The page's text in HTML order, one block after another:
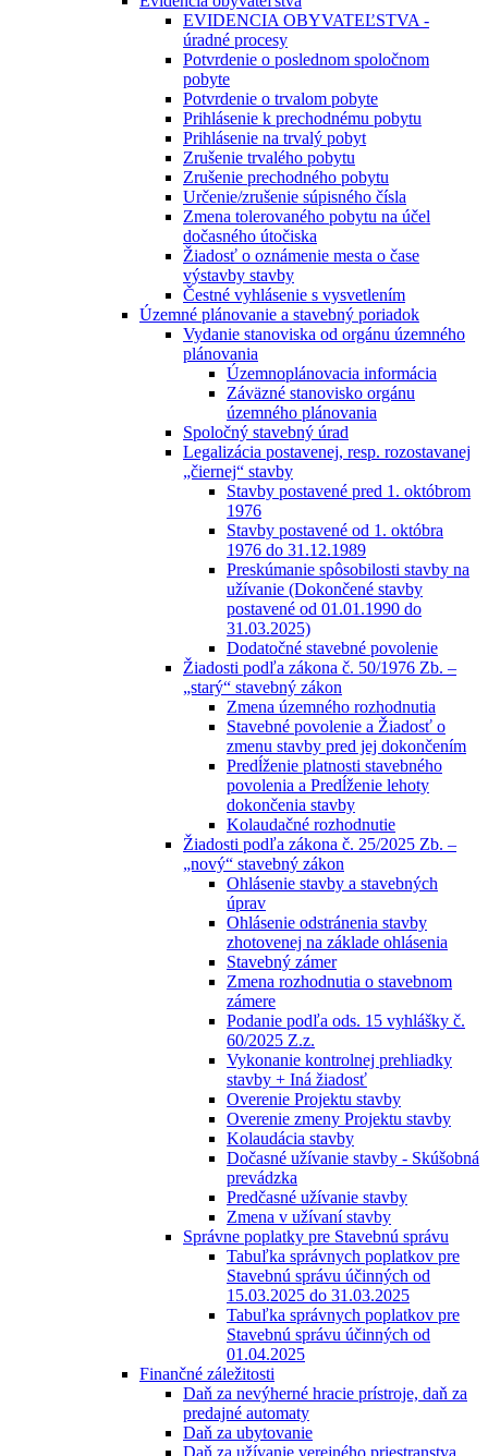
EVIDENCIA OBYVATEĽSTVA -
úradné procesy
Potvrdenie o poslednom spoločnom
pobyte
Potvrdenie o trvalom pobyte
Prihlásenie k prechodnému pobytu
Prihlásenie na trvalý pobyt
Zrušenie trvalého pobytu
Zrušenie prechodného pobytu
Určenie/zrušenie súpisného čísla
Zmena tolerovaného pobytu na účel
dočasného útočiska
Žiadosť o oznámenie mesta o čase
výstavby stavby
Čestné vyhlásenie s vysvetlením
Územné plánovanie a stavebný poriadok
Vydanie stanoviska od orgánu územného
plánovania
Územnoplánovacia informácia
Záväzné stanovisko orgánu
územného plánovania
Spoločný stavebný úrad
Legalizácia postavenej, resp. rozostavanej
„čiernej“ stavby
Stavby postavené pred 1. októbrom
1976
Stavby postavené od 1. októbra
1976 do 31.12.1989
Preskúmanie spôsobilosti stavby na
užívanie (Dokončené stavby
postavené od 01.01.1990 do
31.03.2025)
Dodatočné stavebné povolenie
Žiadosti podľa zákona č. 50/1976 Zb. –
„starý“ stavebný zákon
Zmena územného rozhodnutia
Stavebné povolenie a Žiadosť o
zmenu stavby pred jej dokončením
Predĺženie platnosti stavebného
povolenia a Predĺženie lehoty
dokončenia stavby
Kolaudačné rozhodnutie
Žiadosti podľa zákona č. 25/2025 Zb. –
„nový“ stavebný zákon
Ohlásenie stavby a stavebných
úprav
Ohlásenie odstránenia stavby
zhotovenej na základe ohlásenia
Stavebný zámer
Zmena rozhodnutia o stavebnom
zámere
Podanie podľa ods. 15 vyhlášky č.
60/2025 Z.z.
Vykonanie kontrolnej prehliadky
stavby + Iná žiadosť
Overenie Projektu stavby
Overenie zmeny Projektu stavby
Kolaudácia stavby
Dočasné užívanie stavby - Skúšobná
prevádzka
Predčasné užívanie stavby
Zmena v užívaní stavby
Správne poplatky pre Stavebnú správu
Tabuľka správnych poplatkov pre
Stavebnú správu účinných od
15.03.2025 do 31.03.2025
Tabuľka správnych poplatkov pre
Stavebnú správu účinných od
01.04.2025
Finančné záležitosti
Daň za nevýherné hracie prístroje, daň za
predajné automaty
Daň za ubytovanie